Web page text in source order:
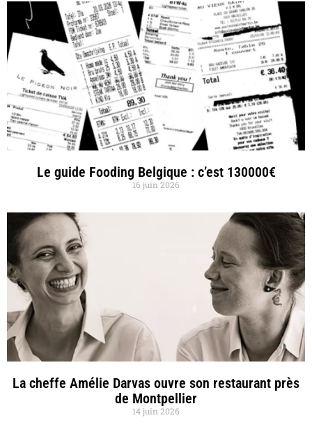
Le guide Fooding Belgique : c’est 130000€
16 juin 2026
La cheffe Amélie Darvas ouvre son restaurant près
de Montpellier
14 juin 2026